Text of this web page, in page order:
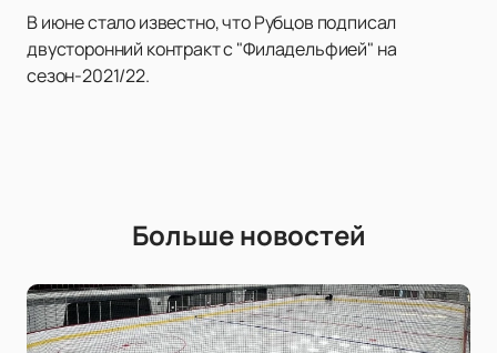
В июне стало известно, что Рубцов подписал
двусторонний контракт с "Филадельфией" на
сезон-2021/22.
Больше новостей